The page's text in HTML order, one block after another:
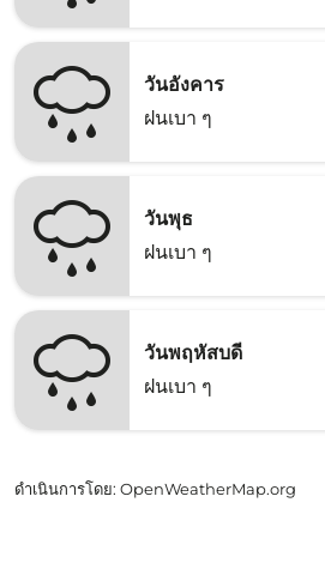
วันอังคาร
ฝนเบา ๆ
วันพุธ
ฝนเบา ๆ
วันพฤหัสบดี
ฝนเบา ๆ
ดำเนินการโดย: OpenWeatherMap.org